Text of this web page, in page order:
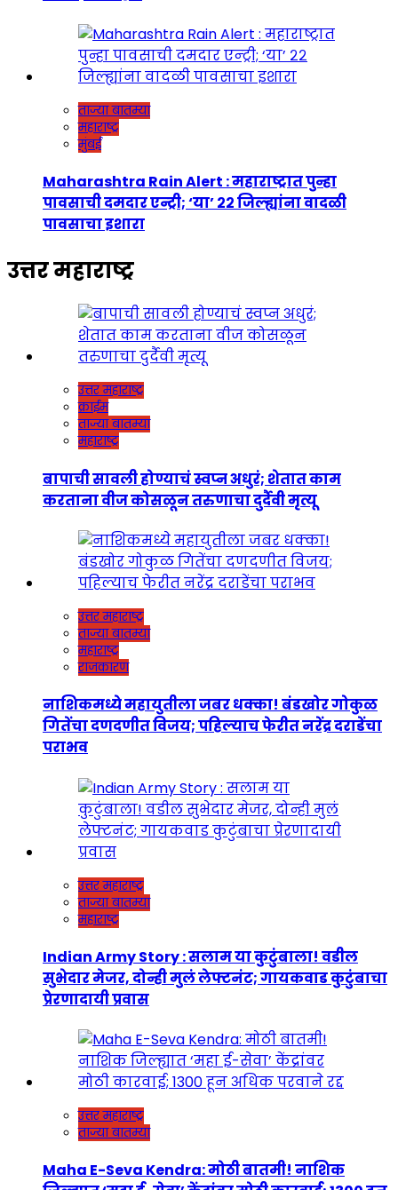
ताज्या बातम्या
महाराष्ट्र
मुंबई
Maharashtra Rain Alert : महाराष्ट्रात पुन्हा
पावसाची दमदार एन्ट्री; ‘या’ २२ जिल्ह्यांना वादळी
पावसाचा इशारा
उत्तर महाराष्ट्र
उत्तर महाराष्ट्र
क्राईम
ताज्या बातम्या
महाराष्ट्र
बापाची सावली होण्याचं स्वप्न अधुरं; शेतात काम
करताना वीज कोसळून तरुणाचा दुर्दैवी मृत्यू
उत्तर महाराष्ट्र
ताज्या बातम्या
महाराष्ट्र
राजकारण
नाशिकमध्ये महायुतीला जबर धक्का! बंडखोर गोकुळ
गितेंचा दणदणीत विजय; पहिल्याच फेरीत नरेंद्र दराडेंचा
पराभव
उत्तर महाराष्ट्र
ताज्या बातम्या
महाराष्ट्र
Indian Army Story : सलाम या कुटुंबाला! वडील
सुभेदार मेजर, दोन्ही मुलं लेफ्टनंट; गायकवाड कुटुंबाचा
प्रेरणादायी प्रवास
उत्तर महाराष्ट्र
ताज्या बातम्या
Maha E-Seva Kendra: मोठी बातमी! नाशिक